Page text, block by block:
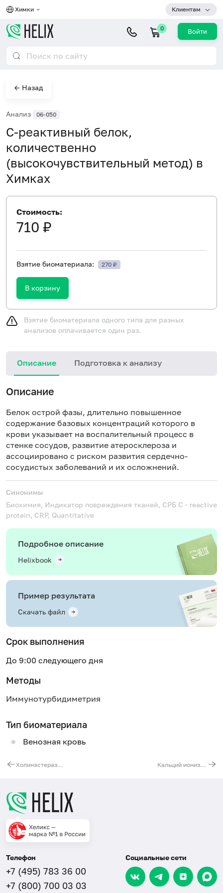
Химки Клиентам
0 Войти
← Назад
Анализ 06-050
С-реактивный белок,
количественно
(высокочувствительный метод) в
Химках
Стоимость:
710 ₽
Взятие биоматериала: 270 ₽
В корзину
Взятие биоматериала одного типа для разных
анализов оплачивается один раз.
Описание Подготовка к анализу
Описание
Белок острой фазы, длительно повышенное
содержание базовых концентраций которого в
крови указывает на воспалительный процесс в
стенке сосудов, развитие атеросклероза и
ассоциировано с риском развития сердечно-
сосудистых заболеваний и их осложнений.
Синонимы
Биохимия, Индикатор повреждения тканей, СРБ C - reactive
protein, CRP, Quantitative
Подробное описание
Helixbook
Пример результата
Скачать файл
Срок выполнения
До 9:00 следующего дня
Методы
Иммунотурбидиметрия
Тип биоматериала
Венозная кровь
Холинэстераза в сыворотке Кальций ионизированный
Телефон
+7 (495) 783 36 00
+7 (800) 700 03 03
Социальные сети